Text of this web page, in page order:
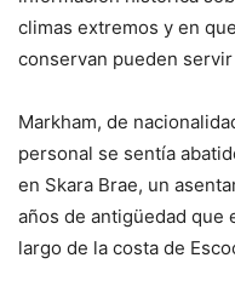
climas extremos y en
conservan pueden
Markham, de
personal se sentía
en Skara Brae, un
años de antigüedad que
largo de la costa de